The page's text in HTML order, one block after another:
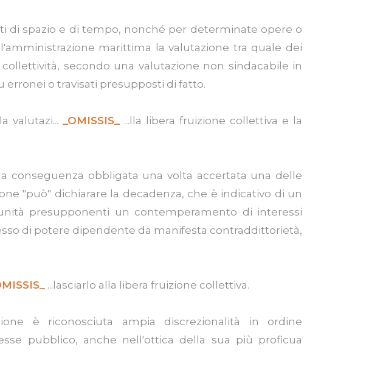
di spazio e di tempo, nonché per determinate opere o
marittima la valutazione tra quale dei
secondo una valutazione non sindacabile in
erronei o travisati presupposti di fatto.
valutazi... _OMISSIS_
...lla libera fruizione collettiva e la
conseguenza obbligata una volta accertata una delle
"può" dichiarare la decadenza, che è indicativo di un
presupponenti un contemperamento di interessi
di potere dipendente da manifesta contraddittorietà,
...lasciarlo alla libera fruizione collettiva.
è riconosciuta ampia discrezionalità in ordine
pubblico, anche nell'ottica della sua più proficua